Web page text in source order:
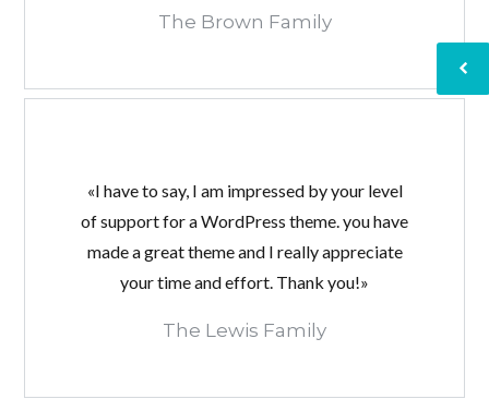
Lost your password?
The Brown Family
«I have to say, I am impressed by your level
of support for a WordPress theme. you have
made a great theme and I really appreciate
your time and effort. Thank you!»
The Lewis Family